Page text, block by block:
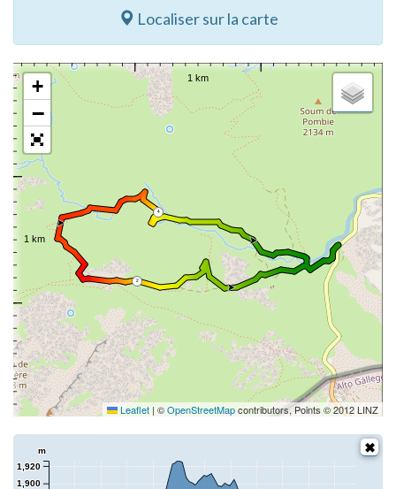
Localiser sur la carte
4
2
+
−
Leaflet | ©OpenStreetMapcontributors, Points © 2012 LINZ
1,900
1,920
m